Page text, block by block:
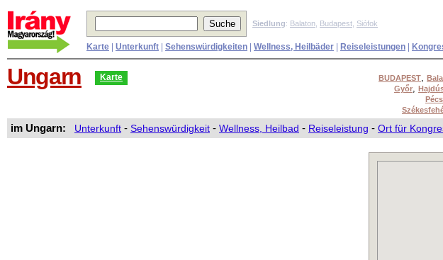
Siedlung: Balaton Budapest Siófok
Karte Unterkunft Sehenswürdigkeiten Wellness, Heilbäder Reiseleistungen
BUDAPEST,
Győr,
Pécs
Ungarn Karte
im Ungarn: Unterkunft - Sehenswürdigkeit - Wellness, Heilbad - Reiseleistung - Ort für